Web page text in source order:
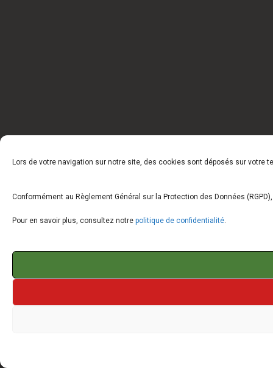
Lors de votre navigation sur notre site, des cookies sont déposés sur votre
Conformément au Règlement Général sur la Protection des Données
Pour en savoir plus, consultez notre politique de confidentialité.